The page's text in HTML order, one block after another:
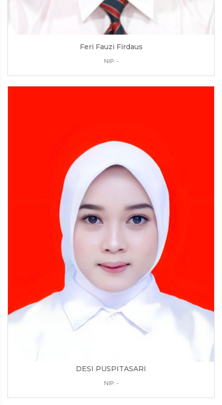
Feri Fauzi Firdaus
NIP: -
DESI PUSPITASARI
NIP: -